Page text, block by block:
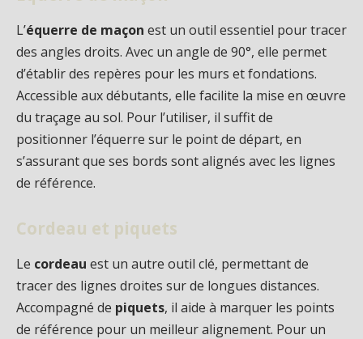
L’équerre de maçon est un outil essentiel pour tracer
des angles droits. Avec un angle de 90°, elle permet
d’établir des repères pour les murs et fondations.
Accessible aux débutants, elle facilite la mise en œuvre
du traçage au sol. Pour l’utiliser, il suffit de
positionner l’équerre sur le point de départ, en
s’assurant que ses bords sont alignés avec les lignes
de référence.
Cordeau et piquets
Le cordeau est un autre outil clé, permettant de
tracer des lignes droites sur de longues distances.
Accompagné de piquets, il aide à marquer les points
de référence pour un meilleur alignement. Pour un